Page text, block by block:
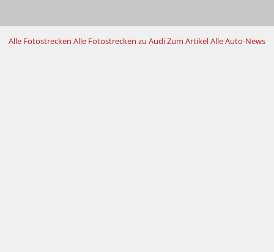
Alle Fotostrecken Alle Fotostrecken zu AudiZum ArtikelAlle Auto-News